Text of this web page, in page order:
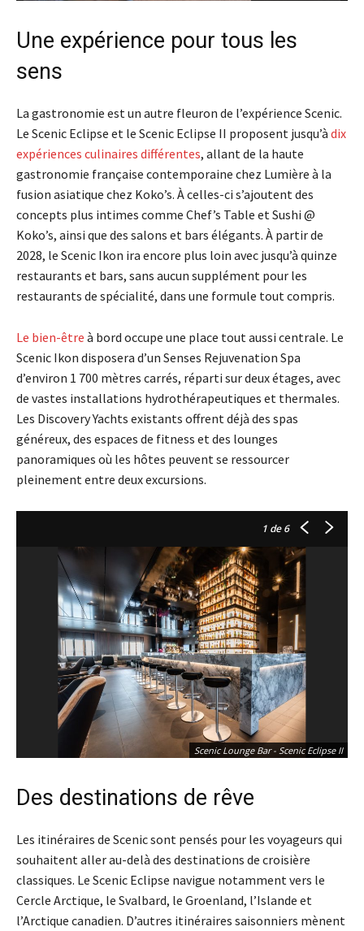
Une expérience pour tous les
sens
La gastronomie est un autre fleuron de l’expérience Scenic.
Le Scenic Eclipse et le Scenic Eclipse II proposent jusqu’à dix
expériences culinaires différentes, allant de la haute
gastronomie française contemporaine chez Lumière à la
fusion asiatique chez Koko’s. À celles-ci s’ajoutent des
concepts plus intimes comme Chef’s Table et Sushi @
Koko’s, ainsi que des salons et bars élégants. À partir de
2028, le Scenic Ikon ira encore plus loin avec jusqu’à quinze
restaurants et bars, sans aucun supplément pour les
restaurants de spécialité, dans une formule tout compris.
Le bien-être à bord occupe une place tout aussi centrale. Le
Scenic Ikon disposera d’un Senses Rejuvenation Spa
d’environ 1 700 mètres carrés, réparti sur deux étages, avec
de vastes installations hydrothérapeutiques et thermales.
Les Discovery Yachts existants offrent déjà des spas
généreux, des espaces de fitness et des lounges
panoramiques où les hôtes peuvent se ressourcer
pleinement entre deux excursions.
1 de 6
Scenic Lounge Bar - Scenic Eclipse II
Des destinations de rêve
Les itinéraires de Scenic sont pensés pour les voyageurs qui
souhaitent aller au-delà des destinations de croisière
classiques. Le Scenic Eclipse navigue notamment vers le
Cercle Arctique, le Svalbard, le Groenland, l’Islande et
l’Arctique canadien. D’autres itinéraires saisonniers mènent